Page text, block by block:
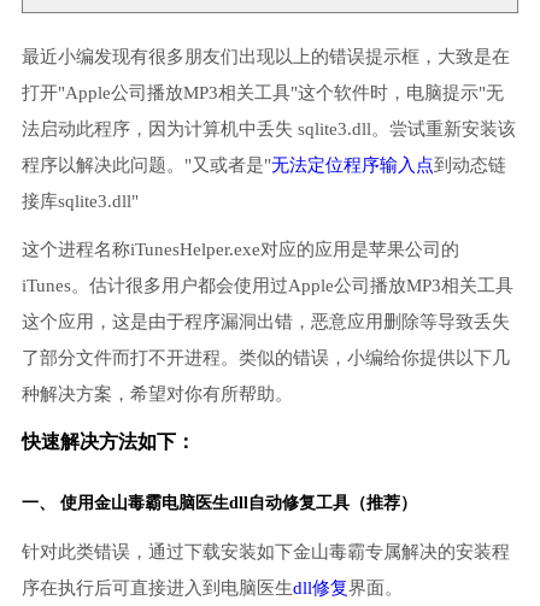
最近小编发现有很多朋友们出现以上的错误提示框，大致是在
打开"Apple公司播放MP3相关工具"这个软件时，电脑提示"无
法启动此程序，因为计算机中丢失 sqlite3.dll。尝试重新安装该
程序以解决此问题。"又或者是"无法定位程序输入点到动态链
接库sqlite3.dll"
这个进程名称iTunesHelper.exe对应的应用是苹果公司的
iTunes。估计很多用户都会使用过Apple公司播放MP3相关工具
这个应用，这是由于程序漏洞出错，恶意应用删除等导致丢失
了部分文件而打不开进程。类似的错误，小编给你提供以下几
种解决方案，希望对你有所帮助。
快速解决方法如下：
一、 使用金山毒霸电脑医生dll自动修复工具（推荐）
针对此类错误，通过下载安装如下金山毒霸专属解决的安装程
序在执行后可直接进入到电脑医生dll修复界面。